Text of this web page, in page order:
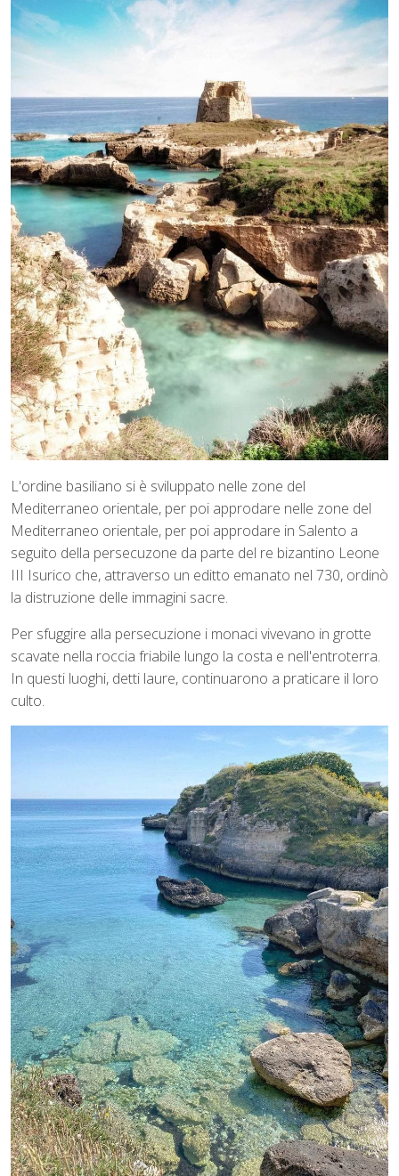
L'ordine basiliano si è sviluppato nelle zone del
Mediterraneo orientale, per poi approdare nelle zone del
Mediterraneo orientale, per poi approdare in Salento a
seguito della persecuzone da parte del re bizantino Leone
III Isurico che, attraverso un editto emanato nel 730, ordinò
la distruzione delle immagini sacre.
Per sfuggire alla persecuzione i monaci vivevano in grotte
scavate nella roccia friabile lungo la costa e nell'entroterra.
In questi luoghi, detti laure, continuarono a praticare il loro
culto.